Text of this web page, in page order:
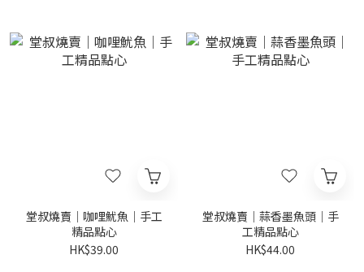
堂叔燒賣｜咖哩魷魚｜手工
精品點心
HK$39.00
堂叔燒賣｜蒜香墨魚頭｜手
工精品點心
HK$44.00